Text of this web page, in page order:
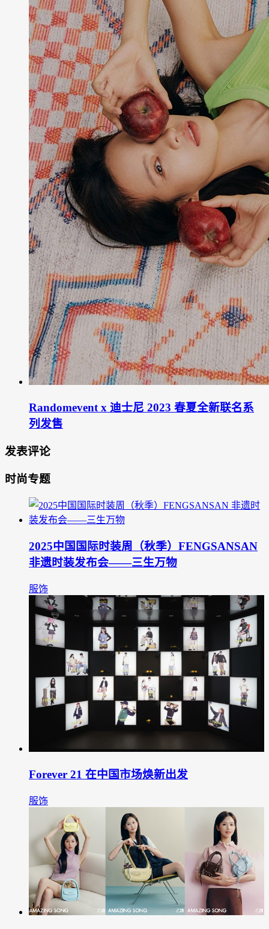
Randomevent x 迪士尼 2023 春夏全新联名系
列发售
发表评论
时尚专题
2025中国国际时装周（秋季）FENGSANSAN
非遗时装发布会——三生万物
服饰
Forever 21 在中国市场焕新出发
服饰